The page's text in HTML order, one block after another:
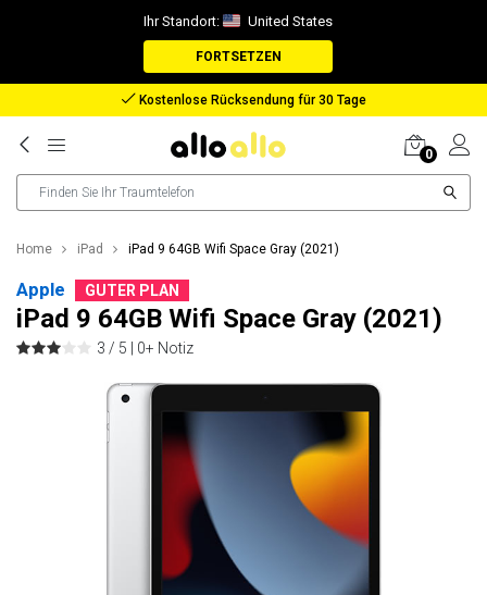
Ihr Standort: United States
FORTSETZEN
Rückerstattung bei verlorenem Paket
0
Home iPad iPad 9 64GB Wifi Space Gray (2021)
Apple GUTER PLAN
iPad 9 64GB Wifi Space Gray (2021)
3 / 5 | 0+ Notiz